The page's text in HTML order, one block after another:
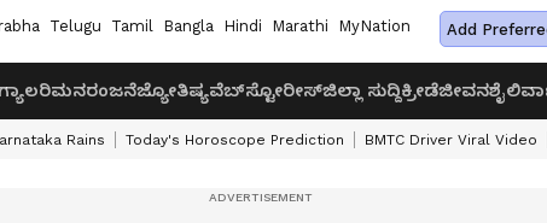
Telugu Tamil Bangla Hindi Marathi MyNation Add
ಗ್ಯಾಲರಿಮನರಂಜನೆಜ್ಯೋತಿಷ್ಯವೆಬ್‌ಸ್ಟೋರೀಸ್ಜಿಲ್ಲಾ ಸುದ್ದಿಕ್ರೀಡೆಜೀವನಶೈಲಿ
Rains Today's Horoscope Prediction BMTC Driver Viral Video